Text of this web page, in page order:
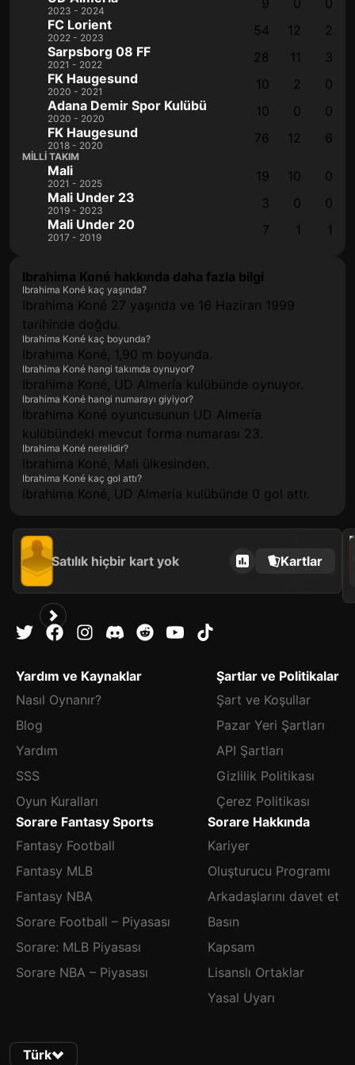
2023 - 2024 9 0
0
FC Lorient
2022 - 2023 54 12
2
Sarpsborg 08 FF
2021 - 2022 28 11
3
FK Haugesund
2020 - 2021 10 2
0
Adana Demir Spor Kulübü
2020 - 2020 10 0
0
FK Haugesund
2018 - 2020 76 12 6
MILLI TAKIM
Mali
2021 - 2025 19 10
0
Mali Under 23
2019 - 2023 3 0
0
Mali Under 20
2017 - 2019 7 1 1
Ibrahima Koné hakkında daha fazla bilgi
Ibrahima Koné kaç yaşında?
Ibrahima Koné 27 yaşında ve 16 Haziran 1999
tarihinde doğdu.
Ibrahima Koné kaç boyunda?
Ibrahima Koné, 1,90 m boyunda.
Ibrahima Koné hangi takımda oynuyor?
Ibrahima Koné, UD Almería kulübünde oynuyor.
Ibrahima Koné hangi numarayı giyiyor?
Ibrahima Koné oyuncusunun UD Almería
kulübündeki mevcut forma numarası 23.
Ibrahima Koné nerelidir?
Ibrahima Koné, Mali ülkesinden.
Ibrahima Koné kaç gol attı?
Ibrahima Koné, UD Almería kulübünde 0 gol attı.
Satılık hiçbir kart yok Kartlar
2022
Yardım ve Kaynaklar
Nasıl Oynanır?
Blog
Yardım
SSS
Oyun Kuralları
Şartlar ve Politikalar
Şart ve Koşullar
Pazar Yeri Şartları
API Şartları
Gizlilik Politikası
Çerez Politikası
Sorare Fantasy Sports
Fantasy Football
Fantasy MLB
Fantasy NBA
Sorare Football – Piyasası
Sorare: MLB Piyasası
Sorare NBA – Piyasası
Sorare Hakkında
Kariyer
Oluşturucu Programı
Arkadaşlarını davet et
Basın
Kapsam
Lisanslı Ortaklar
Yasal Uyarı
Türk